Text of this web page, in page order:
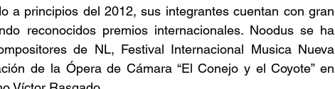
a principios del 2012, sus integrantes cuentan con gran
reconocidos premios internacionales. Noodus se ha
de NL, Festival Internacional Musica Nueva
de la Ópera de Cámara “El Conejo y el Coyote” en